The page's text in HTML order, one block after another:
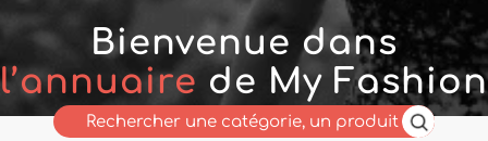
Bienvenue dans
l’annuaire de My Fashion
Wholesaler